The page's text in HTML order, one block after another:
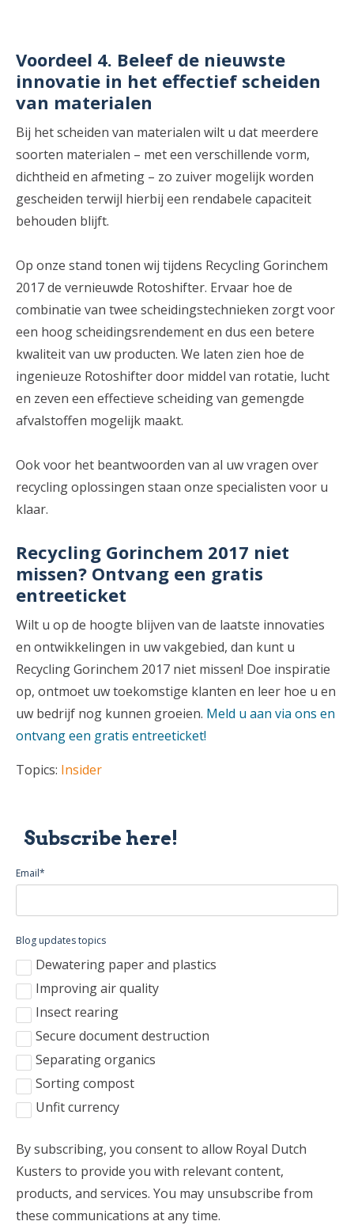
Voordeel 4. Beleef de nieuwste
innovatie in het effectief scheiden
van materialen
Bij het scheiden van materialen wilt u dat meerdere
soorten materialen – met een verschillende vorm,
dichtheid en afmeting – zo zuiver mogelijk worden
gescheiden terwijl hierbij een rendabele capaciteit
behouden blijft.
Op onze stand tonen wij tijdens Recycling Gorinchem
2017 de vernieuwde Rotoshifter. Ervaar hoe de
combinatie van twee scheidingstechnieken zorgt voor
een hoog scheidingsrendement en dus een betere
kwaliteit van uw producten. We laten zien hoe de
ingenieuze Rotoshifter door middel van rotatie, lucht
en zeven een effectieve scheiding van gemengde
afvalstoffen mogelijk maakt.
Ook voor het beantwoorden van al uw vragen over
recycling oplossingen staan onze specialisten voor u
klaar.
Recycling Gorinchem 2017 niet
missen? Ontvang een gratis
entreeticket
Wilt u op de hoogte blijven van de laatste innovaties
en ontwikkelingen in uw vakgebied, dan kunt u
Recycling Gorinchem 2017 niet missen! Doe inspiratie
op, ontmoet uw toekomstige klanten en leer hoe u en
uw bedrijf nog kunnen groeien. Meld u aan via ons en
ontvang een gratis entreeticket!
Topics: Insider
Subscribe here!
Email*
Blog updates topics
Dewatering paper and plastics
Improving air quality
Insect rearing
Secure document destruction
Separating organics
Sorting compost
Unfit currency
By subscribing, you consent to allow Royal Dutch
Kusters to provide you with relevant content,
products, and services. You may unsubscribe from
these communications at any time.